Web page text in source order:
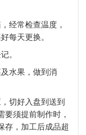
经常检查温度，
每天更换。
。
水果，做到消
切好入盘到送到
要须提前制作时，
存，加工后成品超